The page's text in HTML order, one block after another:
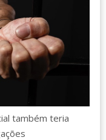
também teria